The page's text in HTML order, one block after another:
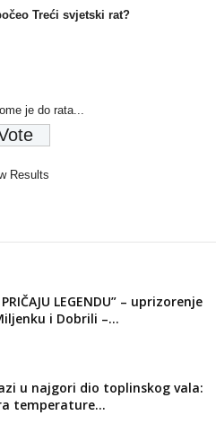
Treći svjetski rat?
je do rata...
Results
LEGENDU” – uprizorenje
i Dobrili –...
u najgori dio toplinskog vala:
temperature...